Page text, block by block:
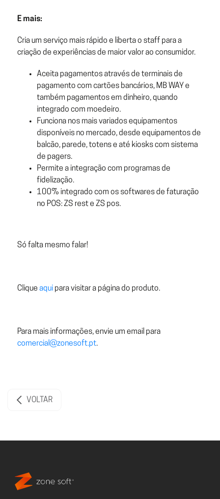
E mais:
Cria um serviço mais rápido e liberta o staff para a
criação de experiências de maior valor ao consumidor.
Aceita pagamentos através de terminais de
pagamento com cartões bancários, MB WAY e
também pagamentos em dinheiro, quando
integrado com moedeiro.
Funciona nos mais variados equipamentos
disponíveis no mercado, desde equipamentos de
balcão, parede, totens e até kiosks com sistema
de pagers.
Permite a integração com programas de
fidelização.
100% integrado com os softwares de faturação
no POS: ZS rest e ZS pos.
Só falta mesmo falar!
Clique aqui para visitar a página do produto.
Para mais informações, envie um email para
comercial@zonesoft.pt.
VOLTAR